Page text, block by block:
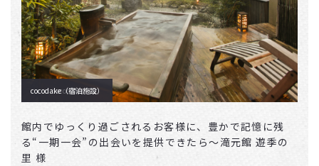
cocodake
cocodake（宿泊施設）
館内でゆっくり過ごされるお客様に、豊かで記憶に残
る“一期一会”の出会いを提供できたら〜滝元館 遊季の
里 様